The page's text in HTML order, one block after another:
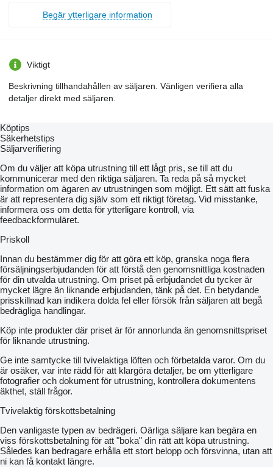
Begär ytterligare information
Viktigt
Beskrivning tillhandahållen av säljaren. Vänligen verifiera alla
detaljer direkt med säljaren.
Köptips
Säkerhetstips
Säljarverifiering
Om du väljer att köpa utrustning till ett lågt pris, se till att du
kommunicerar med den riktiga säljaren. Ta reda på så mycket
information om ägaren av utrustningen som möjligt. Ett sätt att fuska
är att representera dig själv som ett riktigt företag. Vid misstanke,
informera oss om detta för ytterligare kontroll, via
feedbackformuläret.
Priskoll
Innan du bestämmer dig för att göra ett köp, granska noga flera
försäljningserbjudanden för att förstå den genomsnittliga kostnaden
för din utvalda utrustning. Om priset på erbjudandet du tycker är
mycket lägre än liknande erbjudanden, tänk på det. En betydande
prisskillnad kan indikera dolda fel eller försök från säljaren att begå
bedrägliga handlingar.
Köp inte produkter där priset är för annorlunda än genomsnittspriset
för liknande utrustning.
Ge inte samtycke till tvivelaktiga löften och förbetalda varor. Om du
är osäker, var inte rädd för att klargöra detaljer, be om ytterligare
fotografier och dokument för utrustning, kontrollera dokumentens
äkthet, ställ frågor.
Tvivelaktig förskottsbetalning
Den vanligaste typen av bedrägeri. Oärliga säljare kan begära en
viss förskottsbetalning för att "boka" din rätt att köpa utrustning.
Således kan bedragare erhålla ett stort belopp och försvinna, utan att
ni kan få kontakt längre.